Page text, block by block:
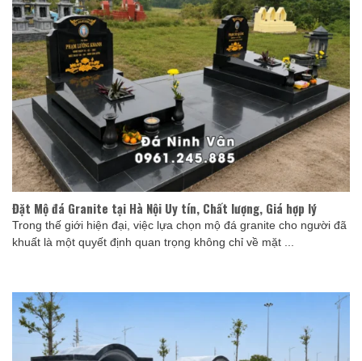
Đặt Mộ đá Granite tại Hà Nội Uy tín, Chất lượng, Giá hợp lý
Trong thế giới hiện đại, việc lựa chọn mộ đá granite cho người đã
khuất là một quyết định quan trọng không chỉ về mặt ...